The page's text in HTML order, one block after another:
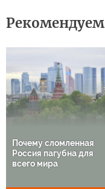
Рекомендуем
Почему сломленная
Россия пагубна для
всего мира